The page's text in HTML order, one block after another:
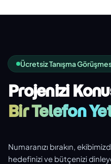
Ücretsiz Tanışma
Projenizi
Bir Telefon
Numaranızı bırakın,
hedefinizi ve bütçenizi